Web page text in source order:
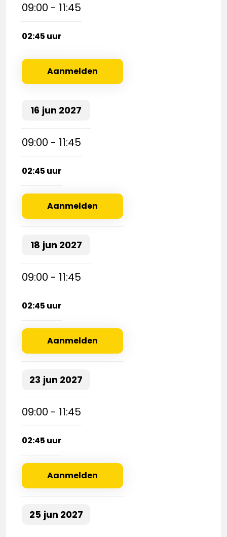
09:00 - 11:45
02:45 uur
Aanmelden
16 jun 2027
09:00 - 11:45
02:45 uur
Aanmelden
18 jun 2027
09:00 - 11:45
02:45 uur
Aanmelden
23 jun 2027
09:00 - 11:45
02:45 uur
Aanmelden
25 jun 2027